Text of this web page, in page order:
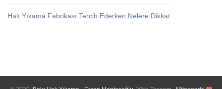
Halı Yıkama Fabrikası Tercih Ederken Nelere Dikkat